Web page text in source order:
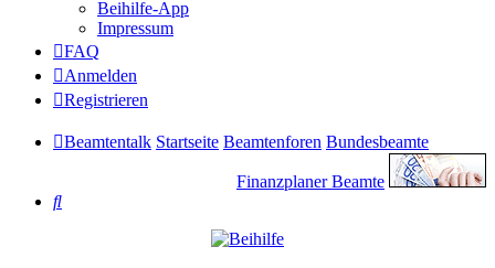
Beihilfe-App
Impressum
FAQ
Anmelden
Registrieren
Beamtentalk Startseite Beamtenforen Bundesbeamte
Finanzplaner Beamte
Suche